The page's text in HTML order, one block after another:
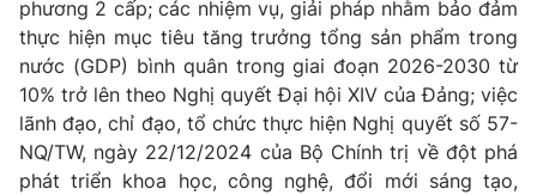
THỜI BÁO VTV
Theo dõi báo trên
Cơ quan chủ quản:
Đài Truyền hình Việt Nam
phương 2 cấp; các nhiệm vụ, giải pháp nhằm bảo đảm
thực hiện mục tiêu tăng trưởng tổng sản phẩm trong
nước (GDP) bình quân trong giai đoạn 2026-2030 từ
10% trở lên theo Nghị quyết Đại hội XIV của Đảng; việc
lãnh đạo, chỉ đạo, tổ chức thực hiện Nghị quyết số 57-
NQ/TW, ngày 22/12/2024 của Bộ Chính trị về đột phá
phát triển khoa học, công nghệ, đổi mới sáng tạo,